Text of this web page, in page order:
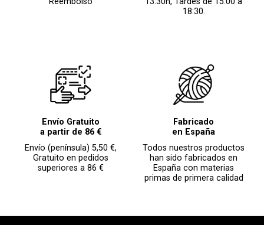
18:30.
Envío Gratuito
a partir de 86 €
Envío (península) 5,50 €,
Gratuito en pedidos
superiores a 86 €
Fabricado
en España
Todos nuestros productos
han sido fabricados en
España con materias
primas de primera calidad